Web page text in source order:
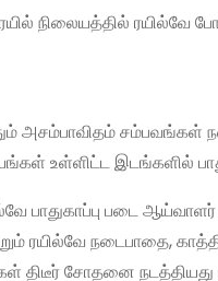
ரயில் நிலையத்தில்
அசம்பாவிதம்
உள்ளிட்ட இடங்களில்
பாதுகாப்பு படை
ரயில்வே நடைபாதை,
திடீர் சோதனை